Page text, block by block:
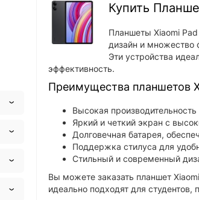
Купить
Планшеты Xiaomi Pad
дизайн и множество
Эти устройства
эффективность.
Преимущества планшетов
Высокая
Яркий и четкий экран с
Долговечная батарея,
Поддержка стилуса для
Стильный и современный
Вы можете заказать планшет
идеально подходят для студентов,